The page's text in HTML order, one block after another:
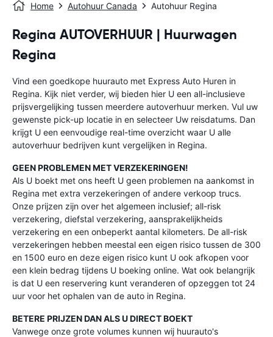
Home Autohuur Canada Autohuur Regina
Regina AUTOVERHUUR | Huurwagen
Regina
Vind een goedkope huurauto met Express Auto Huren in
Regina. Kijk niet verder, wij bieden hier U een all-inclusieve
prijsvergelijking tussen meerdere autoverhuur merken. Vul uw
gewenste pick-up locatie in en selecteer Uw reisdatums. Dan
krijgt U een eenvoudige real-time overzicht waar U alle
autoverhuur bedrijven kunt vergelijken in Regina.
GEEN PROBLEMEN MET VERZEKERINGEN!
Als U boekt met ons heeft U geen problemen na aankomst in
Regina met extra verzekeringen of andere verkoop trucs.
Onze prijzen zijn over het algemeen inclusief; all-risk
verzekering, diefstal verzekering, aansprakelijkheids
verzekering en een onbeperkt aantal kilometers. De all-risk
verzekeringen hebben meestal een eigen risico tussen de 300
en 1500 euro en deze eigen risico kunt U ook afkopen voor
een klein bedrag tijdens U boeking online. Wat ook belangrijk
is dat U een reservering kunt veranderen of opzeggen tot 24
uur voor het ophalen van de auto in Regina.
BETERE PRIJZEN DAN ALS U DIRECT BOEKT
Vanwege onze grote volumes kunnen wij huurauto's